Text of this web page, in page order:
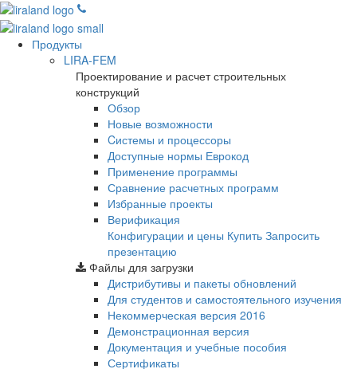
Продукты
LIRA-FEM
Проектирование и расчет строительных
конструкций
Обзор
Новые возможности
Cистемы и процессоры
Доступные нормы Еврокод
Применение программы
Сравнение расчетных программ
Избранные проекты
Верификация
Конфигурации и цены Купить Запросить
презентацию
Файлы для загрузки
Дистрибутивы и пакеты обновлений
Для студентов и самостоятельного изучения
Некоммерческая версия 2016
Демонстрационная версия
Документация и учебные пособия
Сертификаты